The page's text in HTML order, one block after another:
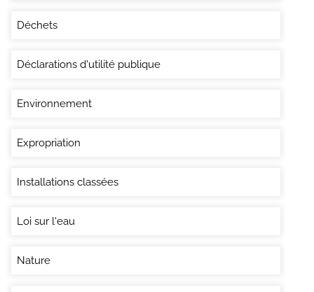
Déchets
Déclarations d'utilité publique
Environnement
Expropriation
Installations classées
Loi sur l'eau
Nature